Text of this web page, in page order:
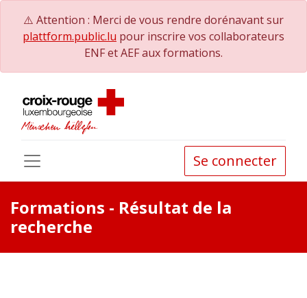
⚠️ Attention : Merci de vous rendre dorénavant sur
plattform.public.lu pour inscrire vos collaborateurs
ENF et AEF aux formations.
Se connecter
Formations - Résultat de la
recherche